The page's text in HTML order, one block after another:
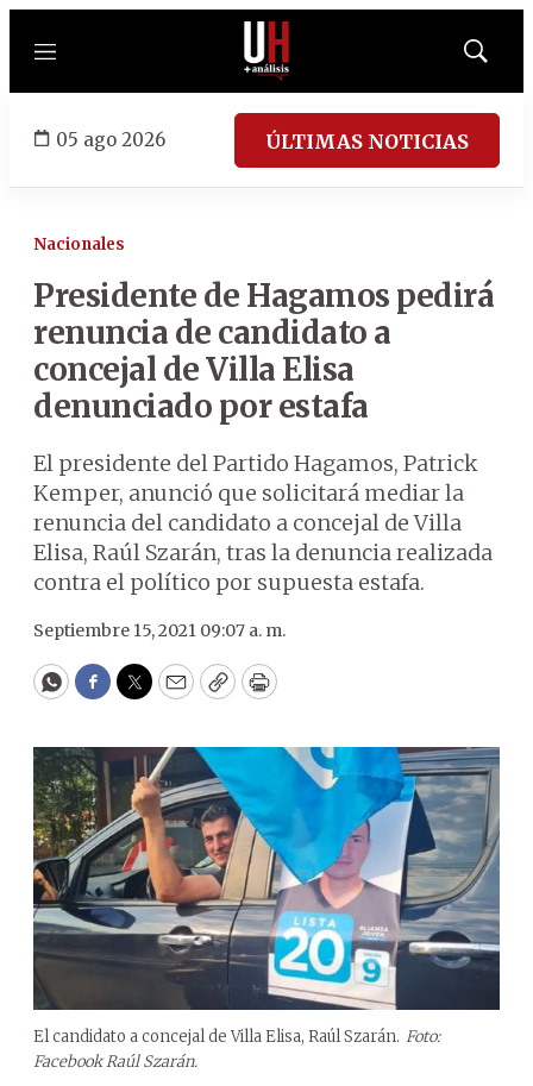
Menú
Mostrar
05 ago 2026 ÚLTIMAS NOTICIAS
Nacionales
Presidente de Hagamos pedirá
renuncia de candidato a
concejal de Villa Elisa
denunciado por estafa
El presidente del Partido Hagamos, Patrick
Kemper, anunció que solicitará mediar la
renuncia del candidato a concejal de Villa
Elisa, Raúl Szarán, tras la denuncia realizada
contra el político por supuesta estafa.
Septiembre 15, 2021 09:07 a. m.
WhatsApp
Facebook
Twitter
EmailCopyPrint
El candidato a concejal de Villa Elisa, Raúl Szarán. Foto:
Facebook Raúl Szarán.